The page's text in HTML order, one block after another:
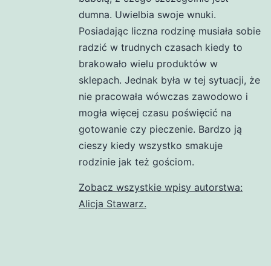
dumna. Uwielbia swoje wnuki.
Posiadając liczna rodzinę musiała sobie
radzić w trudnych czasach kiedy to
brakowało wielu produktów w
sklepach. Jednak była w tej sytuacji, że
nie pracowała wówczas zawodowo i
mogła więcej czasu poświęcić na
gotowanie czy pieczenie. Bardzo ją
cieszy kiedy wszystko smakuje
rodzinie jak też gościom.
Zobacz wszystkie wpisy autorstwa:
Alicja Stawarz.